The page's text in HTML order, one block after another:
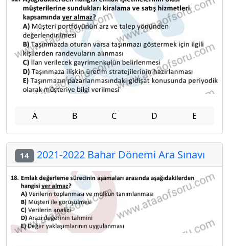
A B C D E
14 2021-2022 Bahar Dönemi Ara Sınavı